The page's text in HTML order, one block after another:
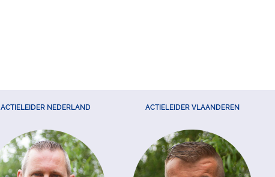
ACTIELEIDER NEDERLAND ACTIELEIDER VLAANDEREN